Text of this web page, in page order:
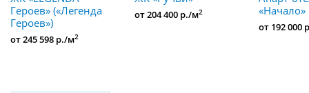
Героев» («Легенда
Героев»)
от 245 598 р./м2
от 204 400 р./м2
«Начало»
от 192 000